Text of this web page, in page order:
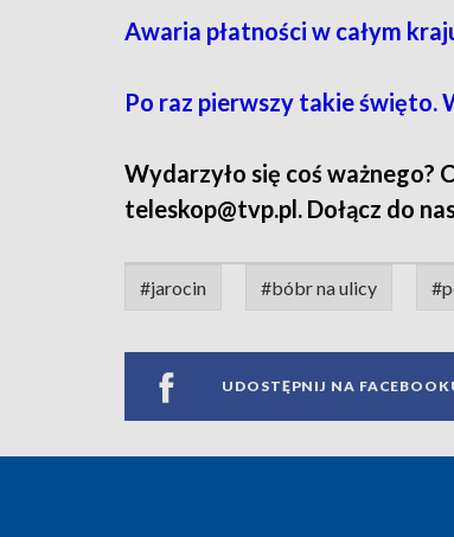
Awaria płatności w całym
Po raz pierwszy takie święto.
Wydarzyło się coś ważnego?
teleskop@tvp.pl. Dołącz do
#jarocin #bóbr na ulicy
UDOSTĘPNIJ NA